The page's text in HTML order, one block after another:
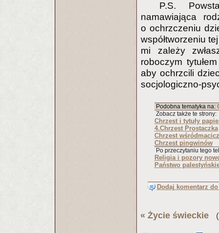
P.S.
namawiająca
o ochrzczeniu
współtworzeniu
mi zależy
roboczym
aby ochrzcili
socjologiczno-
Podobna tematyka na:
Zobacz także te strony:
Chrzest i tytuły
4.Chrzest Prostaczka
Chrzest
Chrzest pingwinów
Po przeczytaniu tego
Religia i pozory
Państwo
Dodaj komentarz
« Życie świeckie